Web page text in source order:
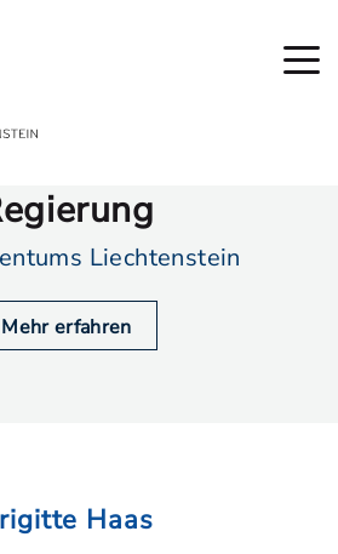
Liechtenstein
Mehr erfahren
Haas